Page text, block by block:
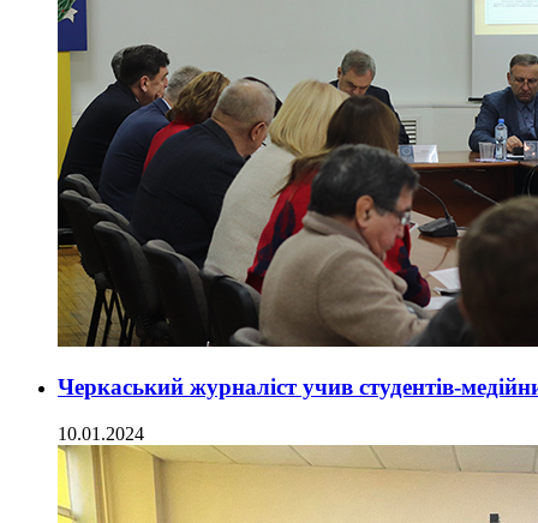
Черкаський журналіст учив студентів-
10.01.2024